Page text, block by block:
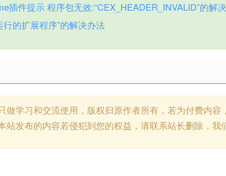
插件提示 程序包无效:“CEX_HEADER_INVALID”的解
的扩展程序”的解决办法
做学习和交流使用，版权归原作者所有，若为付费内
站发布的内容若侵犯到您的权益，请联系站长删除，我